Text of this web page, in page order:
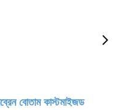
বোতাম কাস্টমাইজড